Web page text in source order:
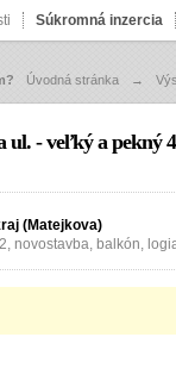
Súkromná inzercia
Úvodná stránka →
- veľký a pekný
(Matejkova)
novostavba, balkón,